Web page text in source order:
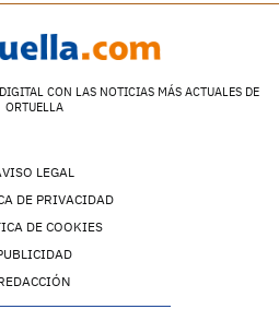
CON LAS NOTICIAS MÁS ACTUALES DE
ORTUELLA
LEGAL
DE PRIVACIDAD
DE COOKIES